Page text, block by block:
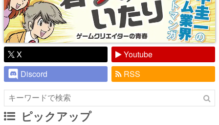
X
Youtube
Discord
RSS
ピックアップ